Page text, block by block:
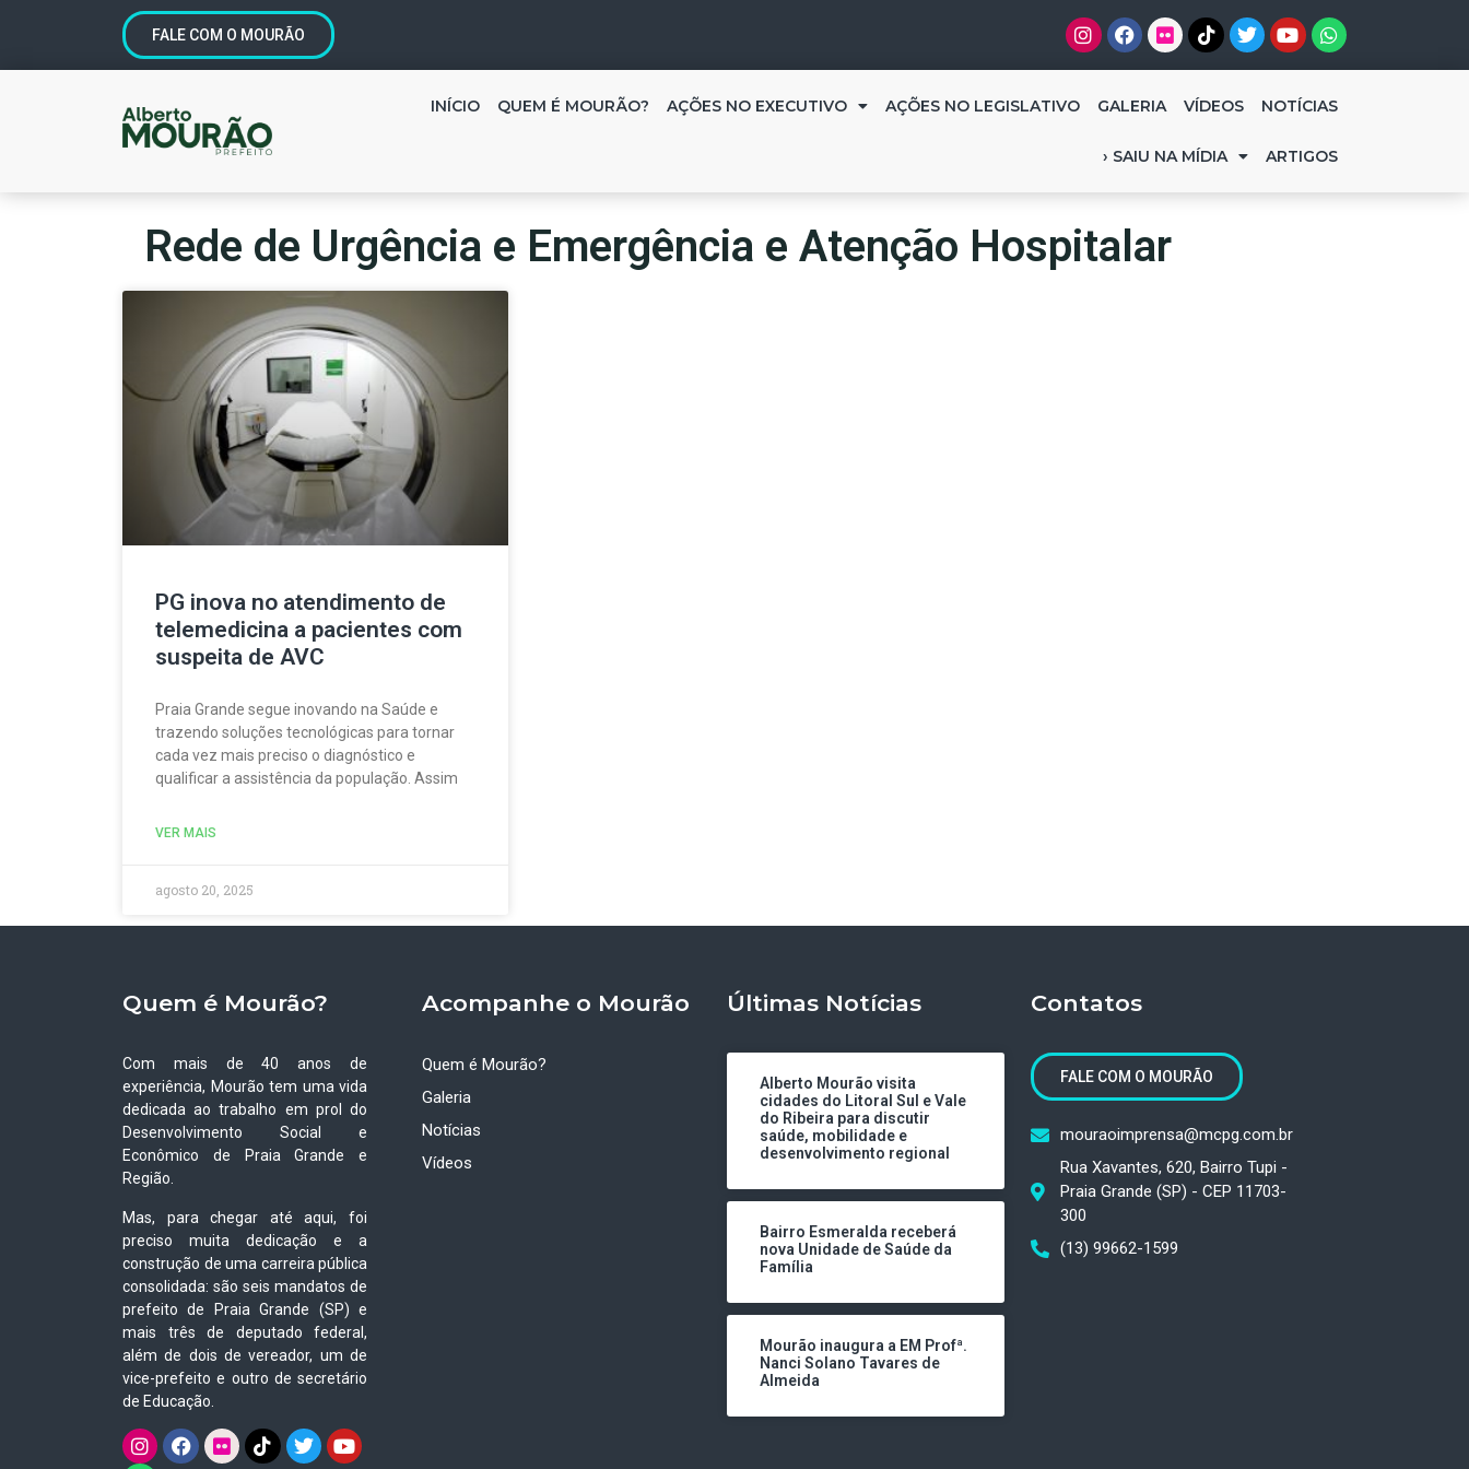
FALE COM O MOURÃO
INÍCIO QUEM É MOURÃO? AÇÕES NO EXECUTIVO AÇÕES NO LEGISLATIVO GALERIA VÍDEOS NOTÍCIAS
› SAIU NA MÍDIA ARTIGOS
Rede de Urgência e Emergência e Atenção Hospitalar
PG inova no atendimento de
telemedicina a pacientes com
suspeita de AVC
Praia Grande segue inovando na Saúde e
trazendo soluções tecnológicas para tornar
cada vez mais preciso o diagnóstico e
qualificar a assistência da população. Assim
VER MAIS
agosto 20, 2025
Quem é Mourão?
Com mais de 40 anos de
experiência, Mourão tem uma vida
dedicada ao trabalho em prol do
Desenvolvimento Social e
Econômico de Praia Grande e
Região.
Mas, para chegar até aqui, foi
preciso muita dedicação e a
construção de uma carreira pública
consolidada: são seis mandatos de
prefeito de Praia Grande (SP) e
mais três de deputado federal,
além de dois de vereador, um de
vice-prefeito e outro de secretário
de Educação.
Acompanhe o Mourão
Quem é Mourão?
Galeria
Notícias
Vídeos
Últimas Notícias
Alberto Mourão visita
cidades do Litoral Sul e Vale
do Ribeira para discutir
saúde, mobilidade e
desenvolvimento regional
Bairro Esmeralda receberá
nova Unidade de Saúde da
Família
Mourão inaugura a EM Profª.
Nanci Solano Tavares de
Almeida
Contatos
FALE COM O MOURÃO
mouraoimprensa@mcpg.com.br
Rua Xavantes, 620, Bairro Tupi -
Praia Grande (SP) - CEP 11703-
300
(13) 99662-1599